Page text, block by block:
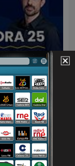
Hora 25